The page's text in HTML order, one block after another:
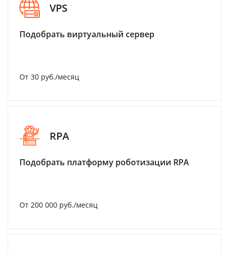
VPS
Подобрать виртуальный сервер
От 30 руб./месяц
RPA
Подобрать платформу роботизации RPA
От 200 000 руб./месяц